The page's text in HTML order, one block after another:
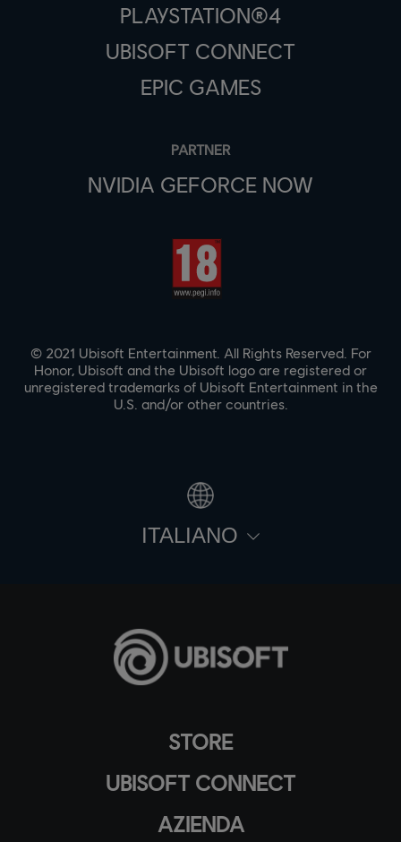
STORE
UBISOFT CONNECT
AZIENDA
PLAYSTATION®4
UBISOFT CONNECT
EPIC GAMES
PARTNER
NVIDIA GEFORCE NOW
© 2021 Ubisoft Entertainment. All Rights Reserved. For
Honor, Ubisoft and the Ubisoft logo are registered or
unregistered trademarks of Ubisoft Entertainment in the
U.S. and/or other countries.
ITALIANO